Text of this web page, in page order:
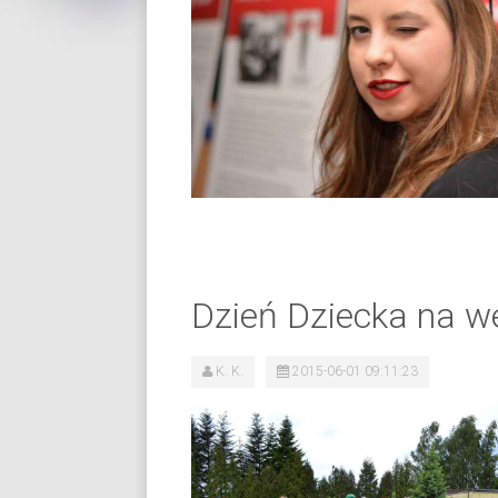
Dzień Dziecka na
K. K. 2015-06-01 09:11:23